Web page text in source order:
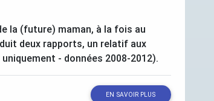
la (future) maman, à la fois au
deux rapports, un relatif aux
- données 2008-2012).
EN SAVOIR PLUS